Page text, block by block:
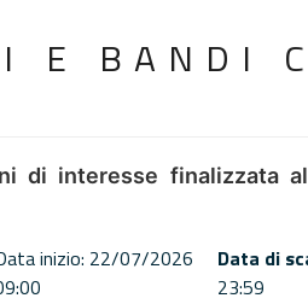
E BANDI
di interesse finalizzata
inizio: 22/07/2026
Data di
23:59